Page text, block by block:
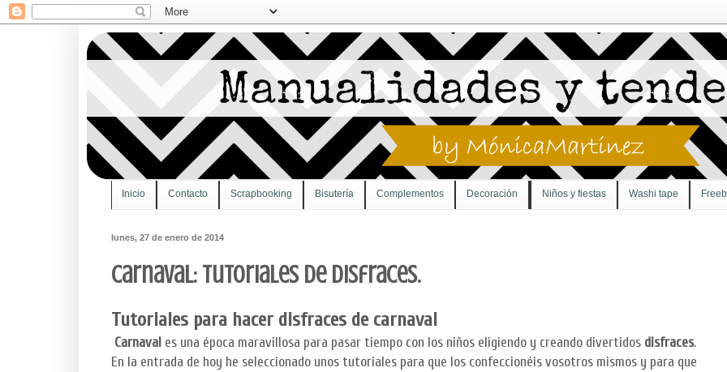
Inicio Contacto Scrapbooking Bisutería Complementos Decoración Niños y fiestas Washi tape
lunes, 27 de enero de 2014
Carnaval: Tutoriales de disfraces.
Tutoriales para hacer disfraces de carnaval
Carnaval es una época maravillosa para pasar tiempo con los niños eligiendo y creando divertidos disfraces.
En la entrada de hoy he seleccionado unos tutoriales para que los confeccionéis vosotros mismos y para que